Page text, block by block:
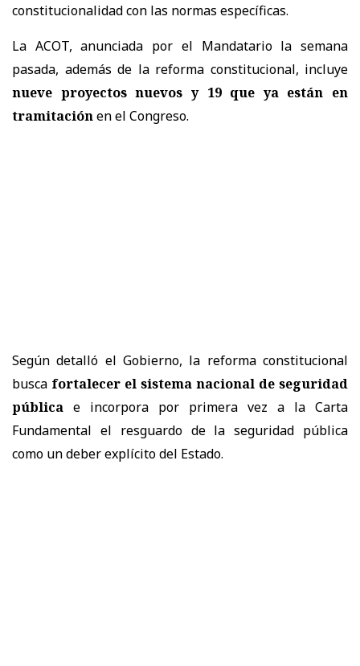
constitucionalidad con las normas específicas.
La ACOT, anunciada por el Mandatario la semana
pasada, además de la reforma constitucional, incluye
nueve proyectos nuevos y 19 que ya están en
tramitaciónen el Congreso.
Según detalló el Gobierno, la reforma constitucional
busca fortalecer el sistema nacional de seguridad
pública e incorpora por primera vez a la Carta
Fundamental el resguardo de la seguridad pública
como un deber explícito del Estado.